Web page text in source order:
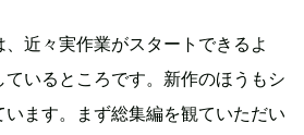
、近々実作業がスタートできるよ
ているところです。新作のほうもシ
ます。まず総集編を観ていただい